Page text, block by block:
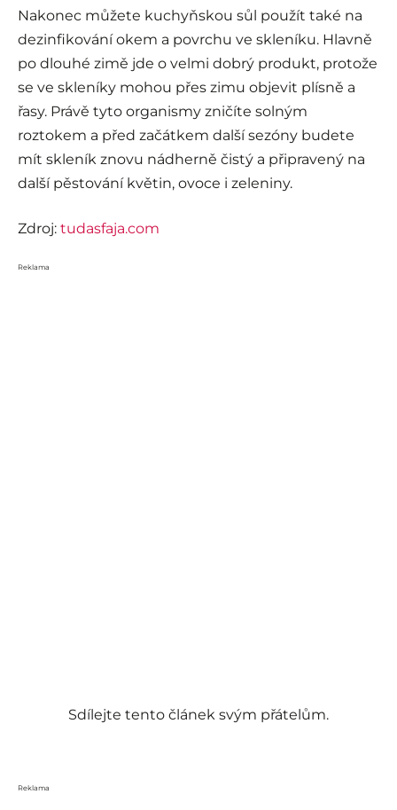
Nakonec můžete kuchyňskou sůl použít také na
dezinfikování okem a povrchu ve skleníku. Hlavně
po dlouhé zimě jde o velmi dobrý produkt, protože
se ve skleníky mohou přes zimu objevit plísně a
řasy. Právě tyto organismy zničíte solným
roztokem a před začátkem další sezóny budete
mít skleník znovu nádherně čistý a připravený na
další pěstování květin, ovoce i zeleniny.
Zdroj: tudasfaja.com
Reklama
Sdílejte tento článek svým přátelům.
Reklama